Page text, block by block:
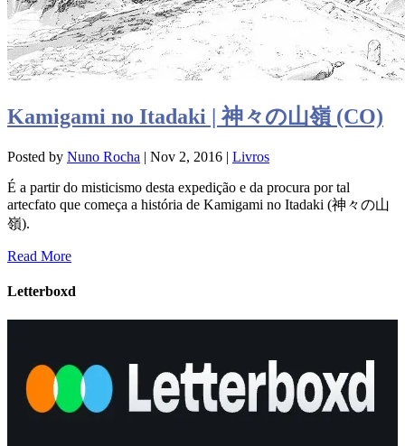
Kamigami no Itadaki | 神々の山嶺 (CO)
Posted by Nuno Rocha | Nov 2, 2016 | Livros
É a partir do misticismo desta expedição e da procura por tal
artecfato que começa a história de Kamigami no Itadaki (神々の山
嶺).
Read More
Letterboxd